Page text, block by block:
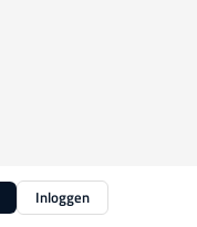
Inloggen